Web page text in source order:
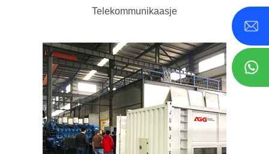
Telekommunikaasje